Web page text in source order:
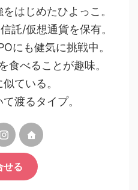
はじめたひよっこ。
託/仮想通貨を保有。
にも健気に挑戦中。
食べることが趣味。
ている。
渡るタイプ。
せる